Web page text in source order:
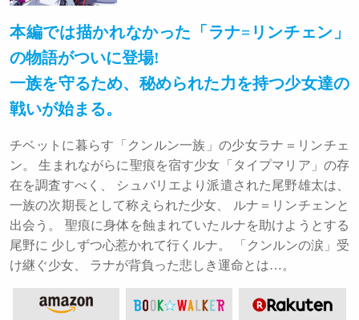
本編では描かれなかった「ラナ=リンチェン」
の物語がついに登場!
一族を守るため、秘められた力を持つ少女達の
戦いが始まる。
チベットに暮らす「クンルン一族」の少女ラナ＝リンチェ
ン。 生まれながらに聖痕を宿す少女「タイプマリア」の存
在を調査すべく、 シュバリエより派遣された尾野雄太は、
一族の次期長として称えられた少女、 ルナ＝リンチェンと
出会う。 聖痕に身体を蝕まれていたルナを助けようとする
尾野に 少しずつ心惹かれて行くルナ。 「クンルンの涙」受
け継ぐ少女、 ラナが背負った悲しき運命とは…。